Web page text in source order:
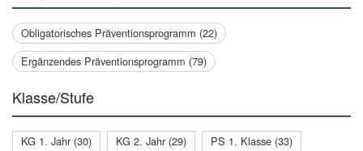
Obligatorisches Präventionsprogramm (22)
Ergänzendes Präventionsprogramm (79)
Klasse/Stufe
KG 1. Jahr (30) KG 2. Jahr (29)
PS 1. Klasse (33)